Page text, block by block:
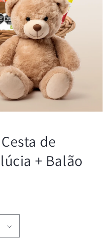
de
+ Balão